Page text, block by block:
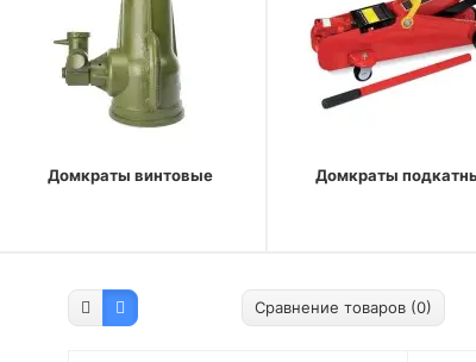
Домкраты винтовые Домкраты
Сравнение товаров (0)